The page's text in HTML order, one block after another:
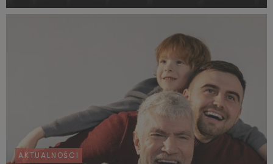
współpraca obejmie także wspólne działania skierowane
AKTUALNOŚCI